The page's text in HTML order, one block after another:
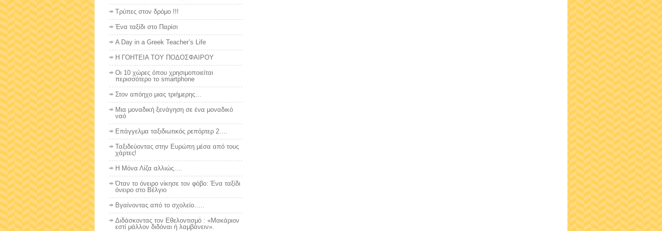
Τρύπες στον δρόμο !!!
Ένα ταξίδι στο Παρίσι
A Day in a Greek Teacher’s Life
Η ΓΟΗΤΕΙΑ ΤΟΥ ΠΟΔΟΣΦΑΙΡΟΥ
Οι 10 χώρες όπου χρησιμοποιείται
περισσότερο το smartphone
Στον απόηχο μιας τριήμερης…
Μια μοναδική ξενάγηση σε ένα μοναδικό
ναό
Επάγγελμα ταξιδιωτικός ρεπόρτερ 2….
Ταξιδεύοντας στην Ευρώπη μέσα από τους
χάρτες!
Η Μόνα Λίζα αλλιώς….
Όταν το όνειρο νίκησε τον φόβο: Ένα ταξίδι
όνειρο στο Βέλγιο
Βγαίνοντας από το σχολείο…..
Διδάσκοντας τον Εθελοντισμό : «Μακάριον
εστί μάλλον διδόναι ή λαμβάνειν».